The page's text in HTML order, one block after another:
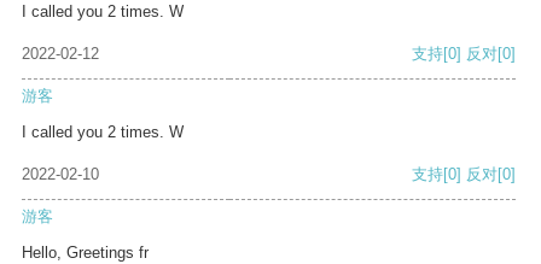
I called you 2 times. W
2022-02-12 支持[0] 反对[0]
游客
I called you 2 times. W
2022-02-10 支持[0] 反对[0]
游客
Hello, Greetings fr